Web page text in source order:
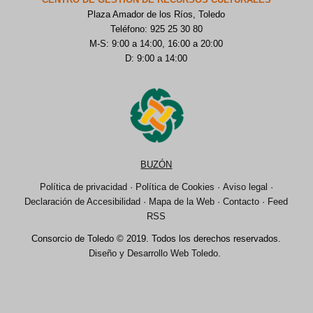
Plaza Amador de los Ríos, Toledo
Teléfono: 925 25 30 80
M-S: 9:00 a 14:00, 16:00 a 20:00
D: 9:00 a 14:00
BUZÓN
Política de privacidad · Política de Cookies · Aviso legal ·
Declaración de Accesibilidad · Mapa de la Web ·Contacto · Feed
RSS
Consorcio de Toledo © 2019. Todos los derechos reservados.
Diseño y Desarrollo Web Toledo.